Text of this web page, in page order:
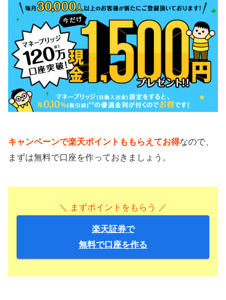
キャンペーンで楽天ポイントももらえてお得なので、
まずは無料で口座を作っておきましょう。
＼ まずポイントをもらう ／
楽天証券で
無料で口座を作る